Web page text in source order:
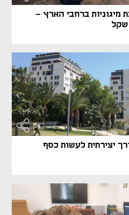
ברחבי הארץ -
יצירתית לעשות כסף